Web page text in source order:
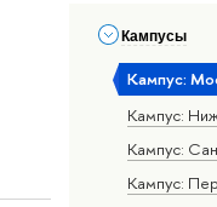
Кампусы
Кампус:
Кампус:
Кампус:
Кампус: